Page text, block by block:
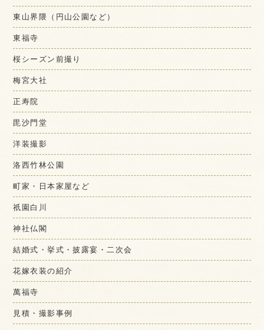
東山界隈（円山公園など）
東福寺
桜シーズン前撮り
梅宮大社
正寿院
毘沙門堂
洋装撮影
洛西竹林公園
町家・日本家屋など
祇園白川
神社仏閣
結婚式・挙式・披露宴・二次会
花嫁衣装の紹介
萬福寺
見積・撮影事例